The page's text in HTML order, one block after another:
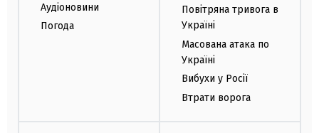
Аудіоновини
Погода
Повітряна тривога в
Україні
Масована атака по
Україні
Вибухи у Росії
Втрати ворога